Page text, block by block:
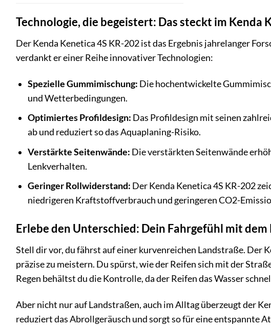
Technologie, die begeistert: Das steckt im Kenda
Der Kenda Kenetica 4S KR-202 ist das Ergebnis jahrelanger
verdankt er einer Reihe innovativer Technologien:
Spezielle Gummimischung: Die hochentwickelte
und Wetterbedingungen.
Optimiertes Profildesign: Das Profildesign mit seinen
ab und reduziert so das Aquaplaning-Risiko.
Verstärkte Seitenwände: Die verstärkten Seitenwände
Lenkverhalten.
Geringer Rollwiderstand: Der Kenda Kenetica 4S KR-202
niedrigeren Kraftstoffverbrauch und geringeren CO2-
Erlebe den Unterschied: Dein Fahrgefühl mit dem
Stell dir vor, du fährst auf einer kurvenreichen Landstraße. Der
präzise zu meistern. Du spürst, wie der Reifen sich mit der
Regen behältst du die Kontrolle, da der Reifen das Wasser
Aber nicht nur auf Landstraßen, auch im Alltag überzeugt der
reduziert das Abrollgeräusch und sorgt so für eine entspannte